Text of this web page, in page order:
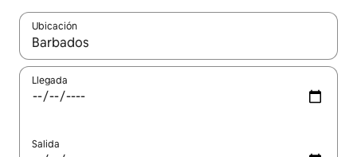
Ubicación
Cuando los resultados estén disponibles, podrás navegar
Llegada
Salida